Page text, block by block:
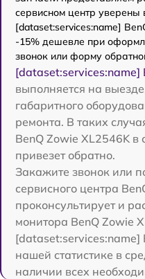
сервисном центр уверены
[dataset:services:name]
-15% дешевле при
звонок или форму
[dataset:services:name]
выполняется на
габаритного
ремонта. В таких
BenQ Zowie XL2546K в
привезет обратно.
Закажите звонок или
сервисного центра
проконсультирует и
монитора BenQ Zowie
[dataset:services:name]
нашей статистике в
наличии всех